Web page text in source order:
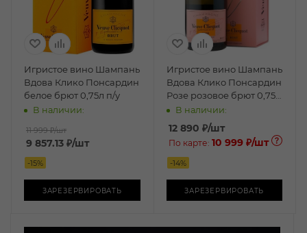
Игристое вино Шампань
Вдова Клико Понсардин
белое брют 0,75л п/у
В наличии:
11 999 ₽/шт
9 857.13 ₽/шт
-15%
ЗАРЕЗЕРВИРОВАТЬ
Игристое вино Шампань
Вдова Клико Понсардин
Розе розовое брют 0,75л
п/уВ наличии:
12 890 ₽/шт
По карте: 10 999 ₽/шт
-14%
ЗАРЕЗЕРВИРОВАТЬ